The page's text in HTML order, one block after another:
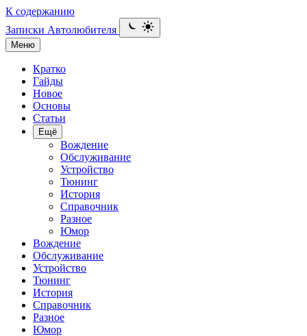
К содержанию
Записки Автолюбителя
Меню
Кратко
Гайды
Новое
Основы
Статьи
Ещё
Вождение
Обслуживание
Устройство
Тюнинг
История
Справочник
Разное
Юмор
Вождение
Обслуживание
Устройство
Тюнинг
История
Справочник
Разное
Юмор